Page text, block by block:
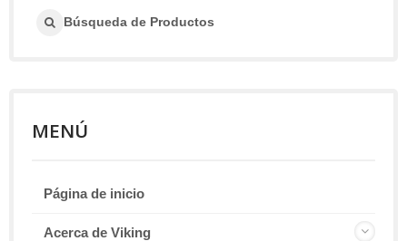
Búsqueda de Productos
MENÚ
Página de inicio
Acerca de Viking